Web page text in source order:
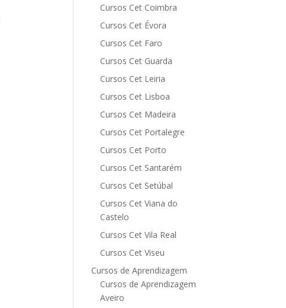
Cursos Cet Coimbra
Cursos Cet Évora
Cursos Cet Faro
Cursos Cet Guarda
Cursos Cet Leiria
Cursos Cet Lisboa
Cursos Cet Madeira
Cursos Cet Portalegre
Cursos Cet Porto
Cursos Cet Santarém
Cursos Cet Setúbal
Cursos Cet Viana do
Castelo
Cursos Cet Vila Real
Cursos Cet Viseu
Cursos de Aprendizagem
Cursos de Aprendizagem
Aveiro